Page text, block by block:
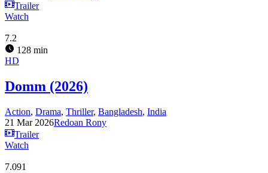
Trailer
Watch
7.2
128 min
HD
Domm (2026)
Action, Drama, Thriller, Bangladesh, India
21 Mar 2026Redoan Rony
Trailer
Watch
7.091